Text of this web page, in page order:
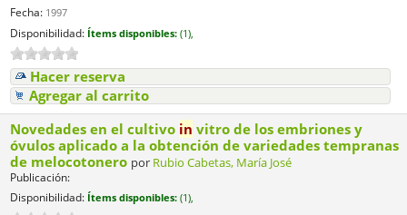
Fecha: 1997
Disponibilidad: Ítems disponibles: (1),
Hacer reserva
Agregar al carrito
Novedades en el cultivo in vitro de los embriones y
óvulos aplicado a la obtención de variedades tempranas
de melocotonero por Rubio Cabetas, María José
Publicación:
Disponibilidad: Ítems disponibles: (1),